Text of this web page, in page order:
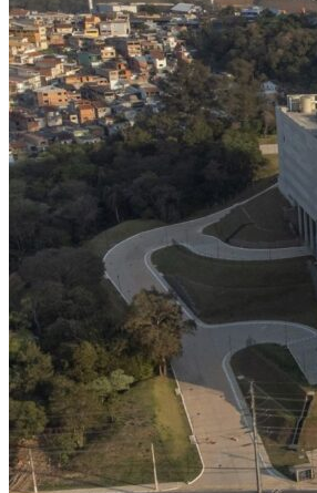
NBA
NFL
Fórmula 1
UFC
Tênis (ATP)
MLB
NHL
Atletismo
Vôlei
NBB
Competições de Futebol
Brasileirão Série A
Brasileirão Série B
Paulistão
Copa do Brasil
Libertadores
Sul-Americana
Copa América
Champions League
Premier League
La Liga
Bundesliga
Mundial 2026